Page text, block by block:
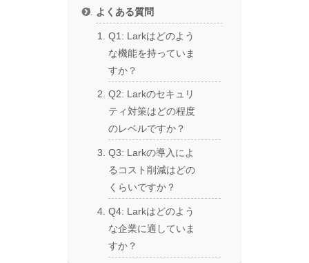
よくある質問
Q1: Larkはどのよう
な機能を持っていま
すか？
Q2: Larkのセキュリ
ティ対策はどの程度
のレベルですか？
Q3: Larkの導入によ
るコスト削減はどの
くらいですか？
Q4: Larkはどのよう
な企業に適していま
すか？